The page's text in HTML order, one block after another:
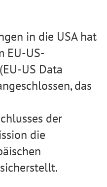
in die USA hat
EU-US-
US Data
das
der
die